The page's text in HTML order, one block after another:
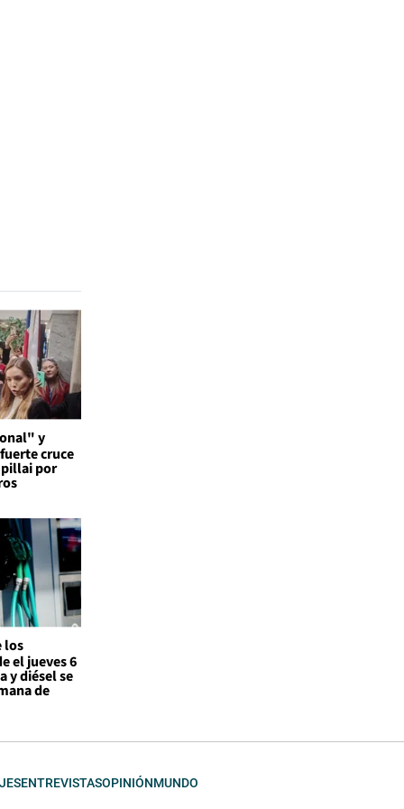
y
cruce
por
los
el jueves 6
y diésel se
de
ENTREVISTASOPINIÓNMUNDO